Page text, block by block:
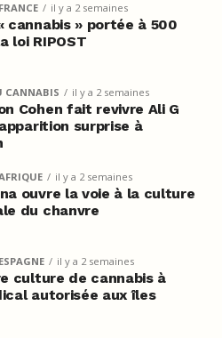
il y a 2 semaines
cannabis » portée à 500
loi RIPOST
CANNABIS il y a 2 semaines
Cohen fait revivre Ali G
surprise à
il y a 2 semaines
ouvre la voie à la culture
du chanvre
il y a 2 semaines
culture de cannabis à
autorisée aux îles